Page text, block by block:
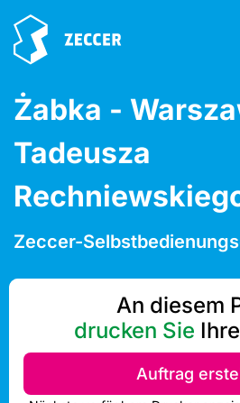
Żabka -
Tadeusza
Zeccer-
An diesem
drucken Sie
Auftrag